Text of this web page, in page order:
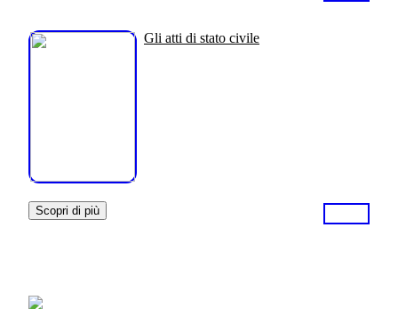
Gli atti di stato civile
Scopri di più